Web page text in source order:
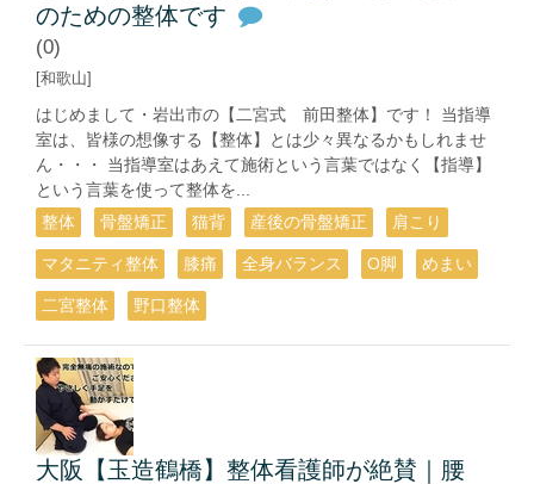
のための整体です
(0)
[和歌山]
はじめまして・岩出市の【二宮式 前田整体】です！ 当指導
室は、皆様の想像する【整体】とは少々異なるかもしれませ
ん・・・ 当指導室はあえて施術という言葉ではなく【指導】
という言葉を使って整体を...
整体
骨盤矯正 猫背 産後の骨盤矯正 肩こり
マタニティ整体 膝痛 全身バランス О脚 めまい
二宮整体 野口整体
大阪【玉造鶴橋】整体看護師が絶賛｜腰